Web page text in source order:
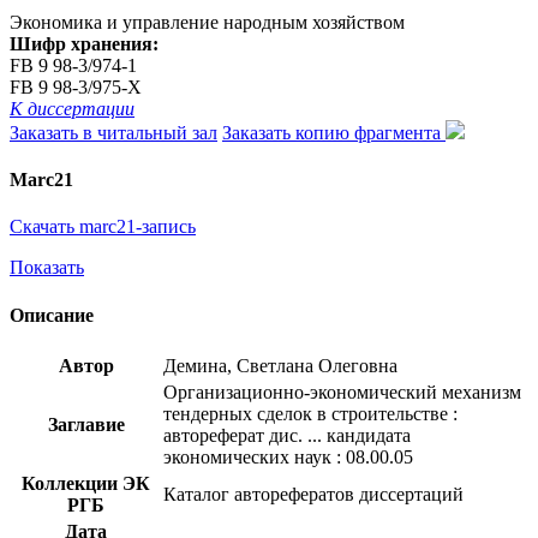
Экономика и управление народным хозяйством
Шифр хранения:
FB 9 98-3/974-1
FB 9 98-3/975-X
К диссертации
Заказать в читальный зал Заказать копию фрагмента
Marc21
Скачать marc21-запись
Показать
Описание
Автор Демина, Светлана Олеговна
Заглавие
Организационно-экономический механизм
тендерных сделок в строительстве :
автореферат дис. ... кандидата
экономических наук : 08.00.05
Коллекции ЭК
РГБ
Каталог авторефератов диссертаций
Дата